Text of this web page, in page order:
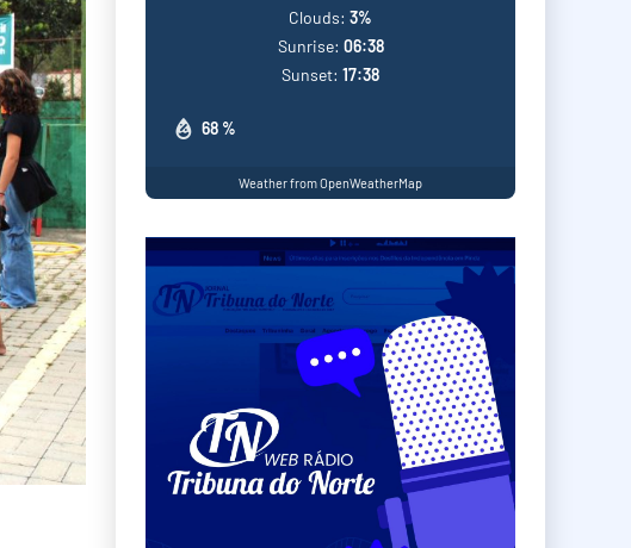
68 %
Clouds: 3%
Sunrise: 06:38
Sunset: 17:38
Weather from OpenWeatherMap